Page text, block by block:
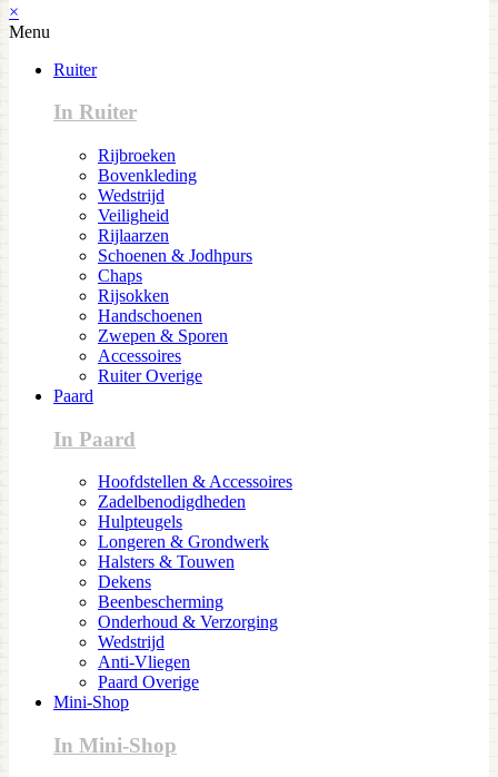
×
Menu
Ruiter
In Ruiter
Rijbroeken
Bovenkleding
Wedstrijd
Veiligheid
Rijlaarzen
Schoenen & Jodhpurs
Chaps
Rijsokken
Handschoenen
Zwepen & Sporen
Accessoires
Ruiter Overige
Paard
In Paard
Hoofdstellen & Accessoires
Zadelbenodigdheden
Hulpteugels
Longeren & Grondwerk
Halsters & Touwen
Dekens
Beenbescherming
Onderhoud & Verzorging
Wedstrijd
Anti-Vliegen
Paard Overige
Mini-Shop
In Mini-Shop